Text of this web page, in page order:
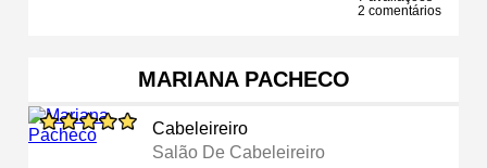
2 comentários
MARIANA PACHECO
Cabeleireiro
Salão De Cabeleireiro